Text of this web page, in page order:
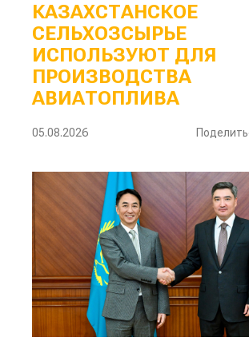
КАЗАХСТАНСКОЕ
СЕЛЬХОЗСЫРЬЕ
ИСПОЛЬЗУЮТ ДЛЯ
ПРОИЗВОДСТВА
АВИАТОПЛИВА
05.08.2026